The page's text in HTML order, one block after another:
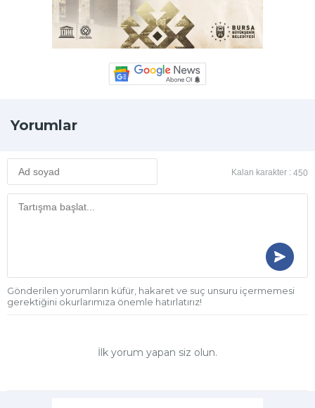
Yorumlar
Kalan karakter : 450
Gönderilen yorumların küfür, hakaret ve suç unsuru içermemesi
gerektiğini okurlarımıza önemle hatırlatırız!
İlk yorum yapan siz olun.